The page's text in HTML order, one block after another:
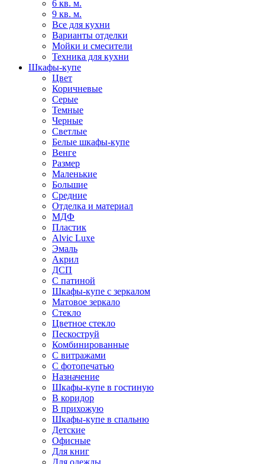
6 кв. м.
9 кв. м.
Все для кухни
Варианты отделки
Мойки и смесители
Техника для кухни
Шкафы-купе
Цвет
Коричневые
Серые
Темные
Черные
Светлые
Белые шкафы-купе
Венге
Размер
Маленькие
Большие
Средние
Отделка и материал
МДФ
Пластик
Alvic Luxe
Эмаль
Акрил
ДСП
С патиной
Шкафы-купе с зеркалом
Матовое зеркало
Стекло
Цветное стекло
Пескоструй
Комбинированные
С витражами
С фотопечатью
Назначение
Шкафы-купе в гостиную
В коридор
В прихожую
Шкафы-купе в спальню
Детские
Офисные
Для книг
Для одежды